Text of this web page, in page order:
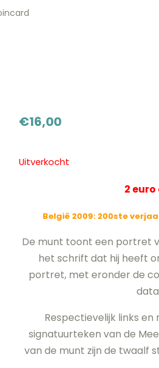
€16,00
Uitverkocht
2
België 2009: 200ste
De munt toont een portret
het schrift dat hij heeft
portret, met eronder de
data
Respectievelijk links
signatuurteken van de
van de munt zijn de twaalf